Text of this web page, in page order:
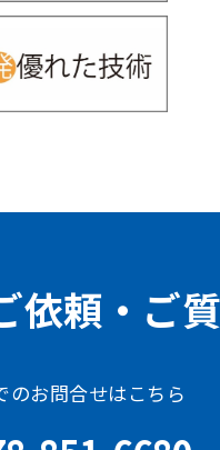
依頼・ご
のお問合せはこちら